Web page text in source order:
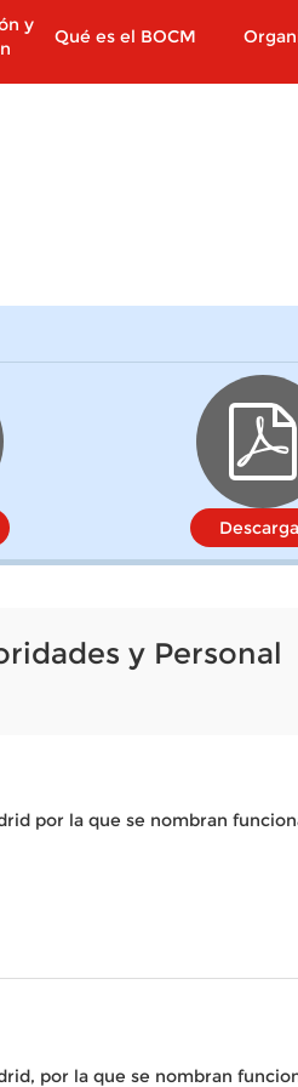
y
Qué es el BOCM
y Personal
por la que se nombran
por la que se nombran